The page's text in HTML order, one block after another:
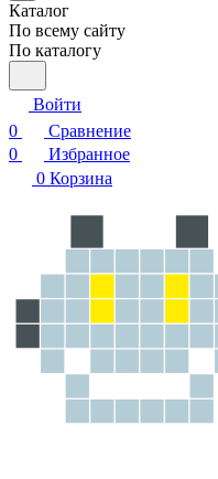
Каталог
По всему сайту
По каталогу
Войти
0
Сравнение
0
Избранное
0 Корзина